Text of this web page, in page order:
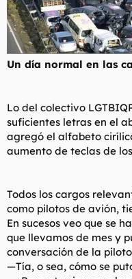
Un día normal en las
Lo del colectivo
suficientes letras en el
agregó el alfabeto
aumento de teclas de
Todos los cargos
como pilotos de avión,
En sucesos veo que se
que llevamos de mes y
conversación de la
—Tía, o sea, cómo se